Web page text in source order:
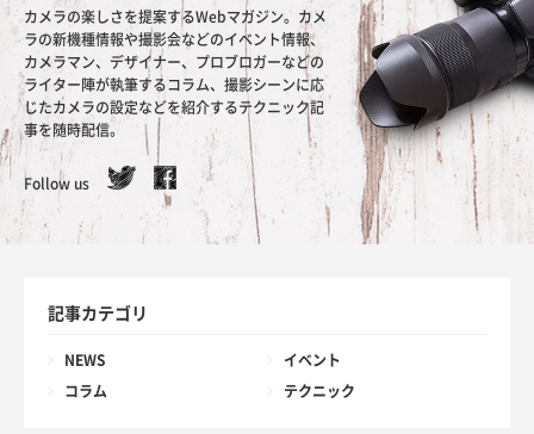
カメラの楽しさを提案するWebマガジン。カメ
ラの新機種情報や撮影会などのイベント情報、
カメラマン、デザイナー、プロブロガーなどの
ライター陣が執筆するコラム、撮影シーンに応
じたカメラの設定などを紹介するテクニック記
事を随時配信。
Follow us
記事カテゴリ
NEWS イベント
コラム テクニック